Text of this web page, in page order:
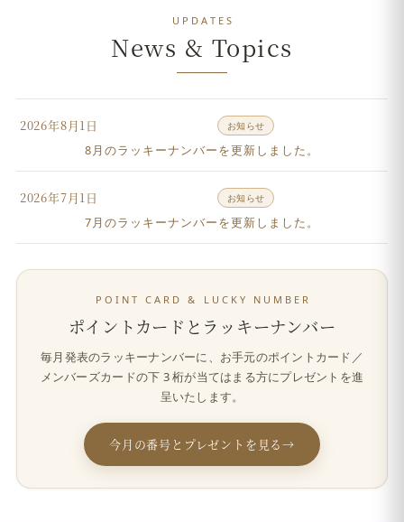
UPDATES
News & Topics
2026年8月1日 お知らせ
8月のラッキーナンバーを更新しました。
2026年7月1日 お知らせ
7月のラッキーナンバーを更新しました。
POINT CARD & LUCKY NUMBER
ポイントカードとラッキーナンバー
毎月発表のラッキーナンバーに、お手元のポイントカード／
メンバーズカードの下 3 桁が当てはまる方にプレゼントを進
呈いたします。
今月の番号とプレゼントを見る→